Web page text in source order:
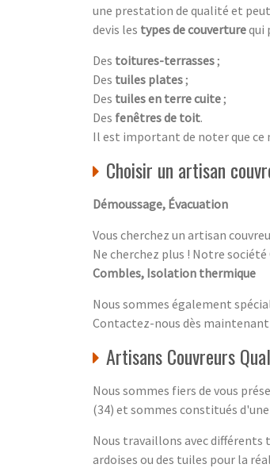
une prestation de qualité et
devis les types de couverturequi
Des toitures-terrasses ;
Des tuiles plates ;
Des tuiles en terre cuite ;
Des fenêtres de toit.
Il est important de noter que ce
Choisir un artisan
Démoussage, Évacuation
Vous cherchez un artisan
Ne cherchez plus ! Notre
Combles, Isolation thermique
Nous sommes également
Contactez-nous dès
Artisans Couvreurs
Nous sommes fiers de vous
(34) et sommes constitués
Nous travaillons avec différents
ardoises ou des tuiles pour la